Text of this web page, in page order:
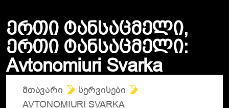
Ერთი Ტანსაცმელი,
Ერთი Ტანსაცმელი:
Avtonomiuri Svarka
ᲛᲗᲐᲕᲐᲠᲘ
ᲡᲔᲠᲕᲘᲡᲔᲑᲘ
AVTONOMIURI SVARKA